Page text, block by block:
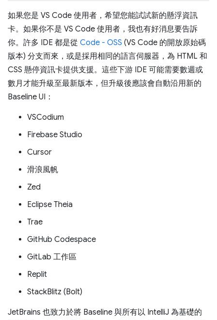
如果您是 VS Code 使用者，希望您能試試新的懸浮資訊
卡。如果你不是 VS Code 使用者，我也有好消息要告訴
你。許多 IDE 都是從 Code - OSS (VS Code 的開放原始碼
版本) 分支而來，或是採用相同的語言伺服器，為 HTML 和
CSS 懸停資訊卡提供支援。這些下游 IDE 可能需要數週或
數月才能升級至最新版本，但升級後應該會自動沿用新的
Baseline UI：
VSCodium
Firebase Studio
Cursor
滑浪風帆
Zed
Eclipse Theia
Trae
GitHub Codespace
GitLab 工作區
Replit
StackBlitz (Bolt)
JetBrains 也致力於將 Baseline 與所有以 IntelliJ 為基礎的